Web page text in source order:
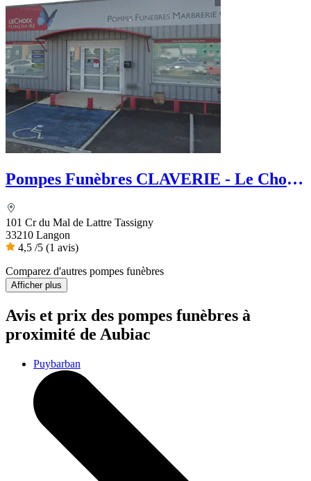
Pompes Funèbres CLAVERIE - Le Choix
101 Cr du Mal de Lattre Tassigny
33210 Langon
4,5 /5 (1 avis)
Comparez d'autres pompes funèbres
Afficher plus
Avis et prix des pompes funèbres à
proximité de Aubiac
Puybarban